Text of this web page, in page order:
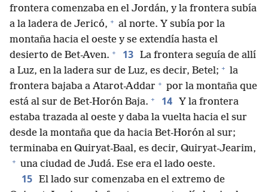
frontera comenzaba en el Jordán, y la frontera subía
a la ladera de Jericó, + al norte. Y subía por la
montaña hacia el oeste y se extendía hasta el
desierto de Bet-Aven. + 13 La frontera seguía de allí
a Luz, en la ladera sur de Luz, es decir, Betel; + la
frontera bajaba a Atarot-Addar + por la montaña que
está al sur de Bet-Horón Baja. + 14
Y la frontera
estaba trazada al oeste y daba la vuelta hacia el sur
desde la montaña que da hacia Bet-Horón al sur;
terminaba en Quiryat-Baal, es decir, Quiryat-Jearim,
+ una ciudad de Judá. Ese era el lado oeste.
15 El lado sur comenzaba en el extremo de